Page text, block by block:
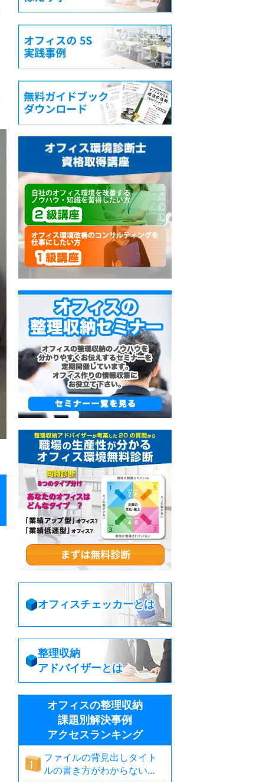
オフィスチェッカーとは
整理収納
アドバイザーとは
オフィスの整理収納
課題別解決事例
アクセスランキング
ファイルの背見出しタイト
ルの書き方がわからない...